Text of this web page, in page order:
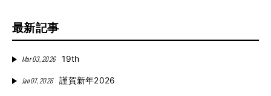
最新記事
Mar 03, 2026 19th
Jan 07, 2026 謹賀新年2026